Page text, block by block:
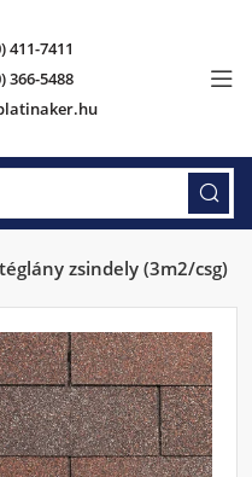
411-7411
366-5488
zsindely (3m2/csg)